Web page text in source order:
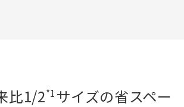
比1/2*1 サイズの省スペー